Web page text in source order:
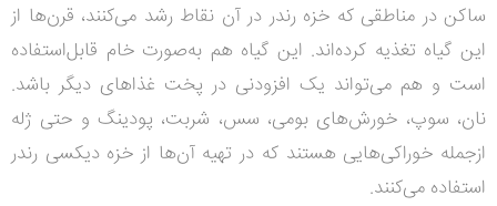
ساکن در مناطقی که خزه رندر در آن نقاط رشد می‌کنند، قرن‌ها از
این گیاه تغذیه کرده‌اند. این گیاه هم به‌صورت خام قابل‌استفاده
است و هم می‌تواند یک افزودنی در پخت غذاهای دیگر باشد.
نان، سوپ، خورش‌های بومی، سس، شربت، پودینگ و حتی ژله
ازجمله خوراکی‌هایی هستند که در تهیه آن‌ها از خزه دیکسی رندر
استفاده می‌کنند.